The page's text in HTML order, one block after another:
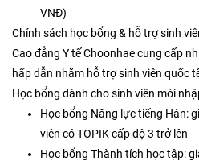
VNĐ)
Chính sách học bổng & hỗ trợ sinh
Cao đẳng Y tế Choonhae cung cấp
hấp dẫn nhằm hỗ trợ sinh viên quốc
Học bổng dành cho sinh viên mới
Học bổng Năng lực tiếng Hàn:
viên có TOPIK cấp độ 3 trở lên
Học bổng Thành tích học tập: